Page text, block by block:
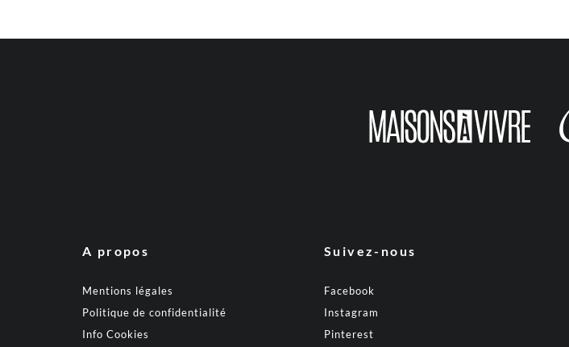
A propos
Mentions légales
Politique de confidentialité
Info Cookies
Suivez-nous
Facebook
Instagram
Pinterest